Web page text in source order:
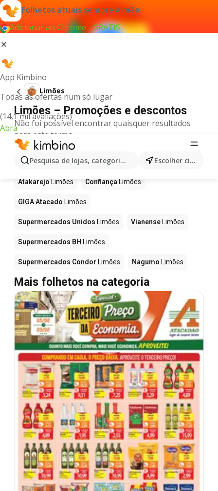
Folhetos atuais sempre à mão
Adicionar ao Chrome - GRÁTIS
App Kimbino
Todas as ofertas num só lugar
(14,1 mil avaliações)
Abra
Pesquisa de lojas, categorias,produtos... Escolher cidade
Limões
Limões – Promoções e descontos
Não foi possível encontrar quaisquer resultados
para este termo.
Limões em promoção - Onde
comprar?
Atakarejo Limões Confiança Limões
GIGA Atacado Limões
Supermercados Unidos Limões Vianense Limões
Supermercados BH Limões
Supermercados Condor Limões Nagumo Limões
Mais folhetos na categoria